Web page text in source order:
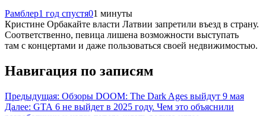
Рамблер1 год спустя01 минуты
Кристине Орбакайте власти Латвии запретили въезд в страну.
Соответственно, певица лишена возможности выступать
там с концертами и даже пользоваться своей недвижимостью.
Навигация по записям
Предыдущая: Обзоры DOOM: The Dark Ages выйдут 9 мая
Далее: GTA 6 не выйдет в 2025 году. Чем это объяснили